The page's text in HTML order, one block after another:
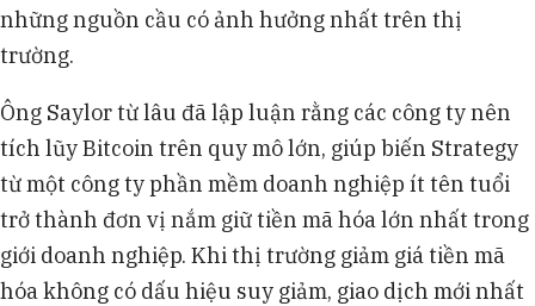
những nguồn cầu có ảnh hưởng nhất trên thị
trường.
Ông Saylor từ lâu đã lập luận rằng các công ty nên
tích lũy Bitcoin trên quy mô lớn, giúp biến Strategy
từ một công ty phần mềm doanh nghiệp ít tên tuổi
trở thành đơn vị nắm giữ tiền mã hóa lớn nhất trong
giới doanh nghiệp. Khi thị trường giảm giá tiền mã
hóa không có dấu hiệu suy giảm, giao dịch mới nhất